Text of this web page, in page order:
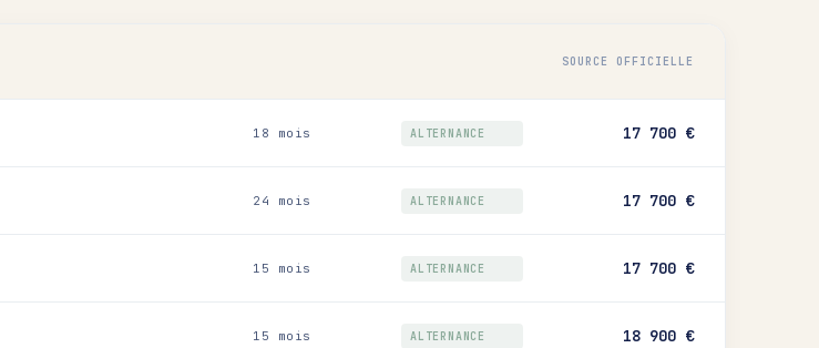
SOURCE OFFICIELLE
18 mois ALTERNANCE 17 700 €
24 mois ALTERNANCE 17 700 €
15 mois ALTERNANCE 17 700 €
15 mois ALTERNANCE 18 900 €